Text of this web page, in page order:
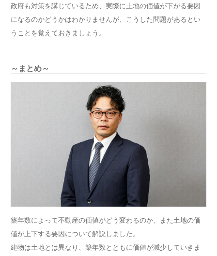
政府も対策を講じているため、実際に土地の価値が下がる要因
になるのかどうかはわかりませんが、こうした問題があるとい
うことを覚えておきましょう。
～まとめ～
築年数によって不動産の価値がどう変わるのか、また土地の価
値が上下する要因について解説しました。
建物は土地とは異なり、築年数とともに価値が減少していきま